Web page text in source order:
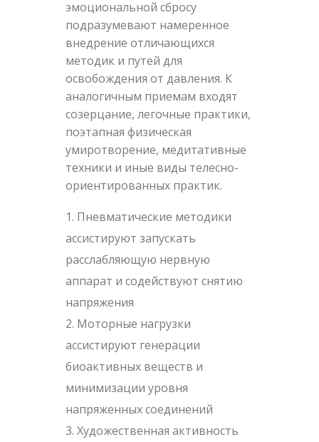
эмоциональной сбросу
подразумевают намеренное
внедрение отличающихся
методик и путей для
освобождения от давления. К
аналогичным приемам входят
созерцание, легочные практики,
поэтапная физическая
умиротворение, медитативные
техники и иные виды телесно-
ориентированных практик.
Пневматические методики
ассистируют запускать
расслабляющую нервную
аппарат и содействуют снятию
напряжения
Моторные нагрузки
ассистируют генерации
биоактивных веществ и
минимизации уровня
напряженных соединений
Художественная активность